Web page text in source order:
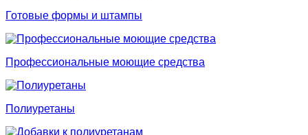
Готовые формы и штампы
Профессиональные моющие средства
Полиуретаны